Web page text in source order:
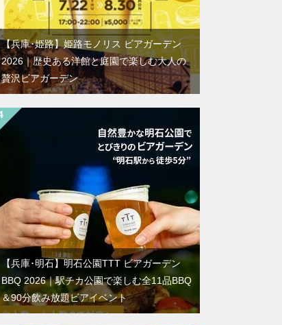
【兵庫･姫路】姫路モノリス ビアガーデン
2026｜歴史ある洋館と庭園で楽しむ大人の
贅沢ビアガーデン
【兵庫･明石】明石公園TTT ビアガーデン
BBQ 2026｜駅チカ公園で楽しむ全11品BBQ
＆90分飲み放題ビアイベント